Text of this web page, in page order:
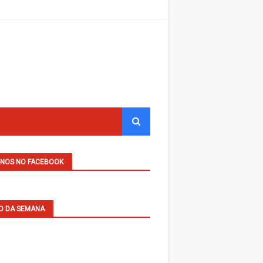
NO FACEBOOK
DA SEMANA